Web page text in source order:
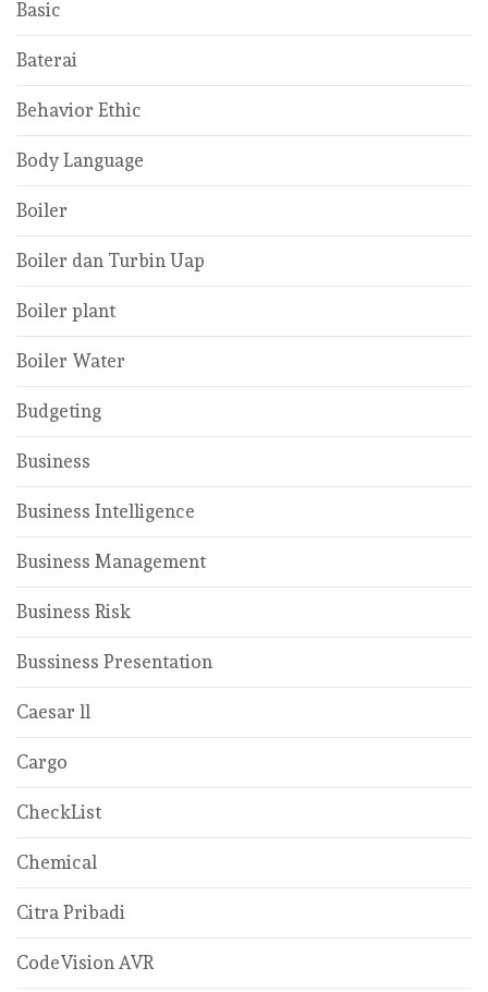
Basic
Baterai
Behavior Ethic
Body Language
Boiler
Boiler dan Turbin Uap
Boiler plant
Boiler Water
Budgeting
Business
Business Intelligence
Business Management
Business Risk
Bussiness Presentation
Caesar ll
Cargo
CheckList
Chemical
Citra Pribadi
CodeVision AVR